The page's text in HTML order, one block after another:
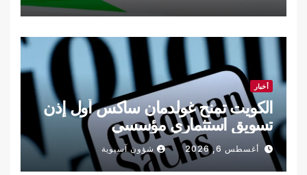
أخبار
الكويت تمنح غولدمان ساكس أول إذن
تسويق استثماري مؤسسي
أغسطس 6, 2026 شؤون آسيوية